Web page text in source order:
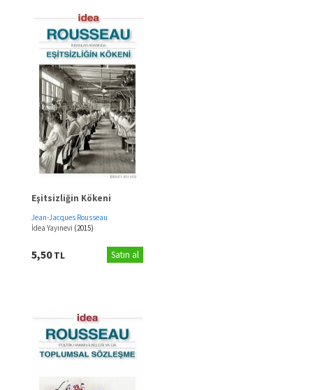
Eşitsizliğin Kökeni
Jean-Jacques Rousseau
İdea Yayınevi (2015)
5,50TL Satın al